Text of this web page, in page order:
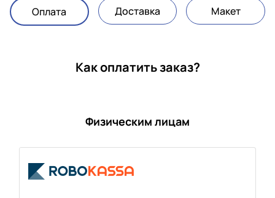
Оплата Доставка Макет
Как оплатить заказ?
Физическим лицам